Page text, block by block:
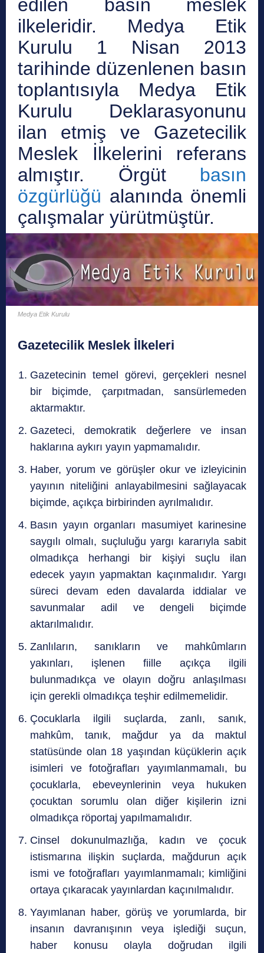
edilen basın meslek
ilkeleridir. Medya Etik
Kurulu 1 Nisan 2013
tarihinde düzenlenen basın
toplantısıyla Medya Etik
Kurulu Deklarasyonunu
ilan etmiş ve Gazetecilik
Meslek İlkelerini referans
almıştır. Örgüt basın
özgürlüğü alanında önemli
çalışmalar yürütmüştür.
Medya Etik Kurulu
Gazetecilik Meslek İlkeleri
Gazetecinin temel görevi, gerçekleri nesnel
bir biçimde, çarpıtmadan, sansürlemeden
aktarmaktır.
Gazeteci, demokratik değerlere ve insan
haklarına aykırı yayın yapmamalıdır.
Haber, yorum ve görüşler okur ve izleyicinin
yayının niteliğini anlayabilmesini sağlayacak
biçimde, açıkça birbirinden ayrılmalıdır.
Basın yayın organları masumiyet karinesine
saygılı olmalı, suçluluğu yargı kararıyla sabit
olmadıkça herhangi bir kişiyi suçlu ilan
edecek yayın yapmaktan kaçınmalıdır. Yargı
süreci devam eden davalarda iddialar ve
savunmalar adil ve dengeli biçimde
aktarılmalıdır.
Zanlıların, sanıkların ve mahkûmların
yakınları, işlenen fiille açıkça ilgili
bulunmadıkça ve olayın doğru anlaşılması
için gerekli olmadıkça teşhir edilmemelidir.
Çocuklarla ilgili suçlarda, zanlı, sanık,
mahkûm, tanık, mağdur ya da maktul
statüsünde olan 18 yaşından küçüklerin açık
isimleri ve fotoğrafları yayımlanmamalı, bu
çocuklarla, ebeveynlerinin veya hukuken
çocuktan sorumlu olan diğer kişilerin izni
olmadıkça röportaj yapılmamalıdır.
Cinsel dokunulmazlığa, kadın ve çocuk
istismarına ilişkin suçlarda, mağdurun açık
ismi ve fotoğrafları yayımlanmamalı; kimliğini
ortaya çıkaracak yayınlardan kaçınılmalıdır.
Yayımlanan haber, görüş ve yorumlarda, bir
insanın davranışının veya işlediği suçun,
haber konusu olayla doğrudan ilgili